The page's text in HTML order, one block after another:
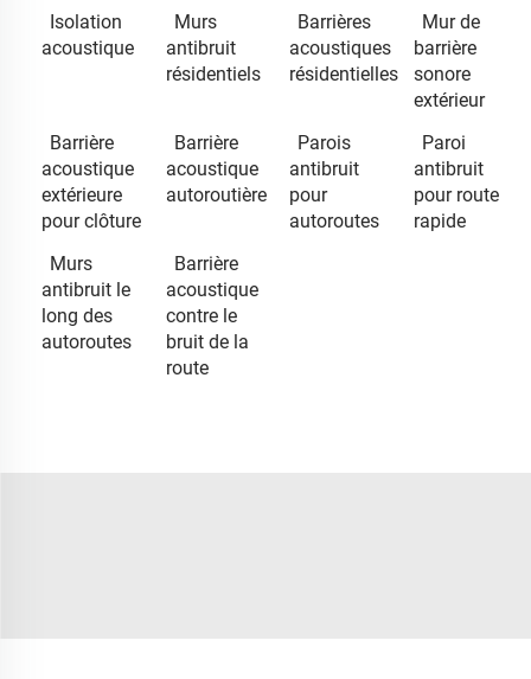
Isolation
acoustique
Murs
antibruit
résidentiels
Barrières
acoustiques
résidentielles
Mur de
barrière
sonore
extérieur
Barrière
acoustique
extérieure
pour clôture
Barrière
acoustique
autoroutière
Parois
antibruit
pour
autoroutes
Paroi
antibruit
pour route
rapide
Murs
antibruit le
long des
autoroutes
Barrière
acoustique
contre le
bruit de la
route